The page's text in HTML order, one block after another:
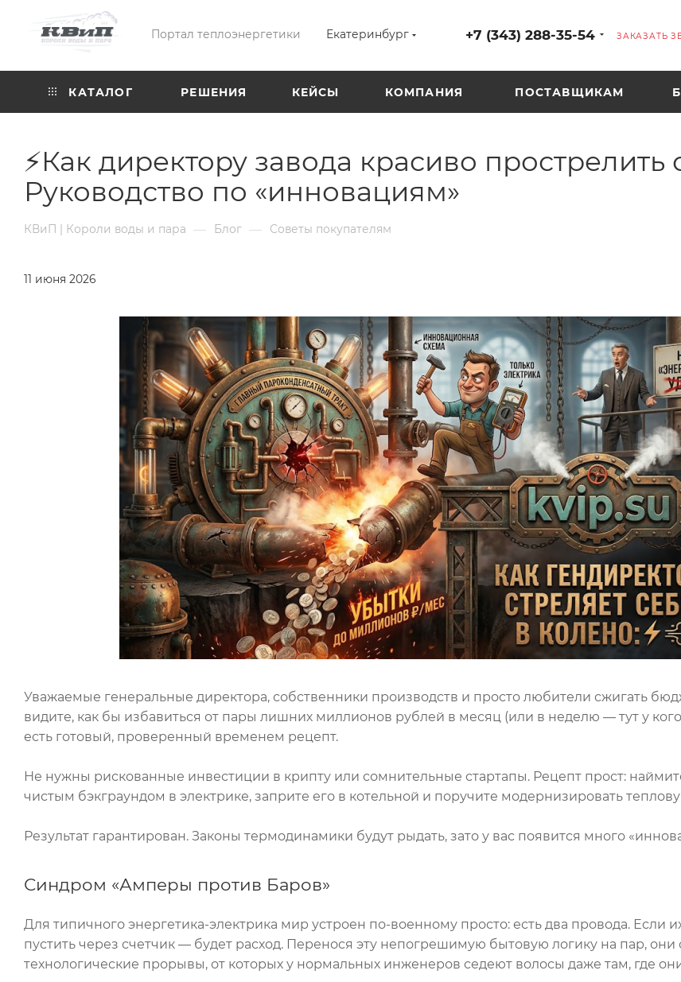
Портал теплоэнергетики Екатеринбург +7 (343) 288-35-54 ЗАКАЗАТЬ
КАТАЛОГ РЕШЕНИЯ КЕЙСЫ КОМПАНИЯ ПОСТАВЩИКАМ
⚡Как директору завода красиво прострелить
Руководство по «инновациям»
КВиП | Короли воды и пара — Блог — Советы покупателям
11 июня 2026
Уважаемые генеральные директора, собственники производств и просто любители сжигать
видите, как бы избавиться от пары лишних миллионов рублей в месяц (или в неделю — тут у
есть готовый, проверенный временем рецепт.
Не нужны рискованные инвестиции в крипту или сомнительные стартапы. Рецепт прост:
чистым бэкграундом в электрике, заприте его в котельной и поручите модернизировать
Результат гарантирован. Законы термодинамики будут рыдать, зато у вас появится много
Синдром «Амперы против Баров»
Для типичного энергетика-электрика мир устроен по-военному просто: есть два провода. Если
пустить через счетчик — будет расход. Перенося эту непогрешимую бытовую логику на пар,
технологические прорывы, от которых у нормальных инженеров седеют волосы даже там, где